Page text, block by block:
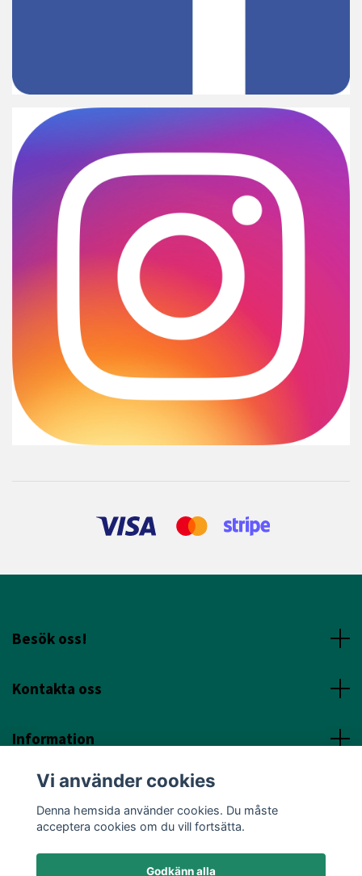
Besök oss!
Kontakta oss
Information
Sociala Media
Vi använder cookies
Denna hemsida använder cookies. Du måste
acceptera cookies om du vill fortsätta.
Godkänn alla